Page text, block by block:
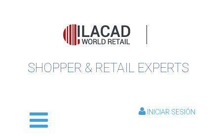
SHOPPER & RETAIL EXPERTS
INICIAR SESIÓN